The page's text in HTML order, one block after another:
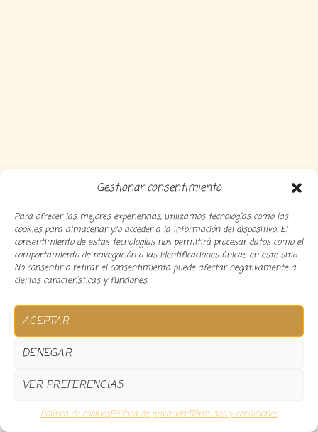
Gestionar consentimiento
Para ofrecer las mejores experiencias, utilizamos tecnologías como las
cookies para almacenar y/o acceder a la información del dispositivo. El
consentimiento de estas tecnologías nos permitirá procesar datos como el
comportamiento de navegación o las identificaciones únicas en este sitio.
No consentir o retirar el consentimiento, puede afectar negativamente a
ciertas características y funciones.
ACEPTAR
DENEGAR
VER PREFERENCIAS
Política de cookiesPolítica de privacidadTérminos y condiciones
Copyright 2024 Decocousiñas – Desarrollado por